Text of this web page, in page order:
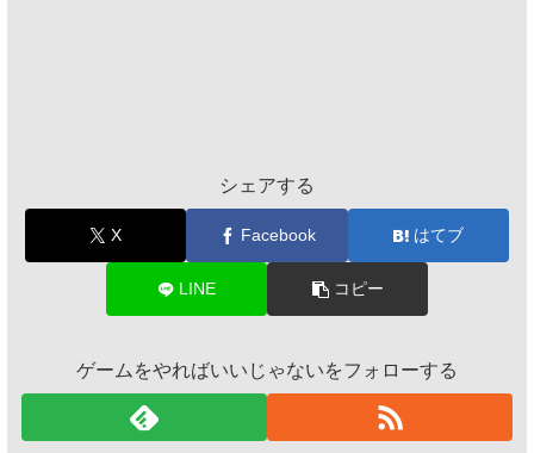
シェアする
X Facebook はてブ
LINE コピー
ゲームをやればいいじゃないをフォローする